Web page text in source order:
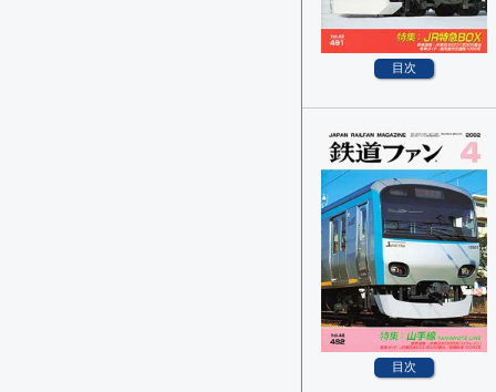
目次
目次